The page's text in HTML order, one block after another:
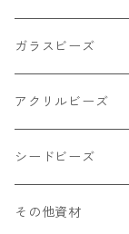
小物
カップ
リング イヤリン
チェーンパーツ
プラチャーム
食べ物系
キャンディ
ドーナツ
アニマル系
うさぎ
くま
スライス棒
フレーク カット済
シール付き
ガラスビーズ
ミレフィオリ
ランプワーク
キャッツアイ
アクリルビーズ
丸玉6㎜ ラウンド
丸玉8㎜ ラウンド
シードビーズ
ミックス
その他資材